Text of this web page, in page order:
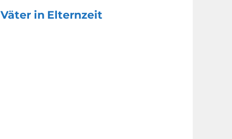
Väter in Elternzeit